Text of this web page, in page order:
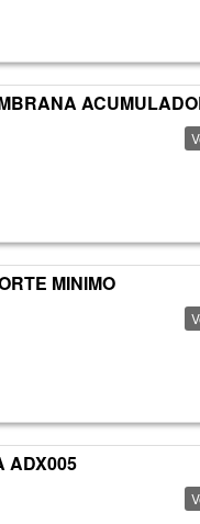
MINIMO
ADX005